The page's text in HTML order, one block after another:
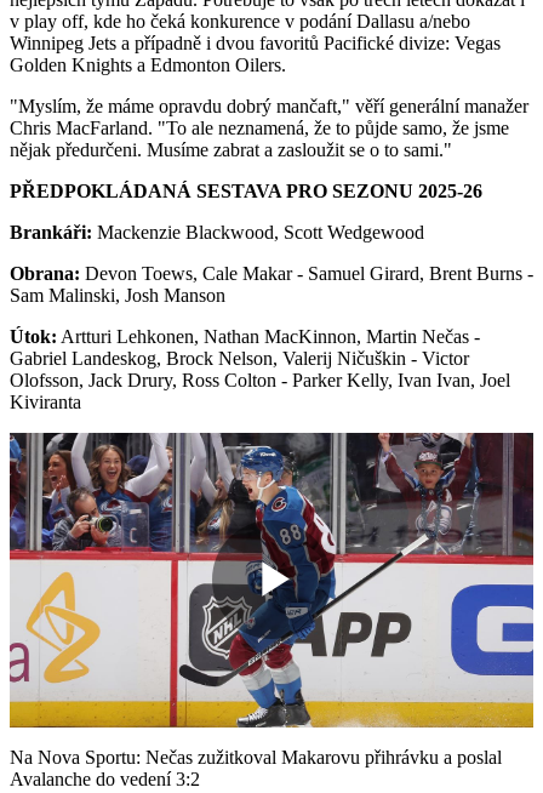
v play off, kde ho čeká konkurence v podání Dallasu a/nebo
Winnipeg Jets a případně i dvou favoritů Pacifické divize: Vegas
Golden Knights a Edmonton Oilers.
"Myslím, že máme opravdu dobrý mančaft," věří generální manažer
Chris MacFarland. "To ale neznamená, že to půjde samo, že jsme
nějak předurčeni. Musíme zabrat a zasloužit se o to sami."
PŘEDPOKLÁDANÁ SESTAVA PRO SEZONU 2025-26
Brankáři: Mackenzie Blackwood, Scott Wedgewood
Obrana: Devon Toews, Cale Makar - Samuel Girard, Brent Burns -
Sam Malinski, Josh Manson
Útok: Artturi Lehkonen, Nathan MacKinnon, Martin Nečas -
Gabriel Landeskog, Brock Nelson, Valerij Ničuškin - Victor
Olofsson, Jack Drury, Ross Colton - Parker Kelly, Ivan Ivan, Joel
Kiviranta
Play
Video
Na Nova Sportu: Nečas zužitkoval Makarovu přihrávku a poslal
Avalanche do vedení 3:2